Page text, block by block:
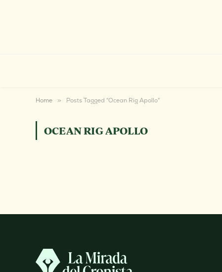
Home » Posts Tagged "Ocean Rig Apollo"
OCEAN RIG APOLLO